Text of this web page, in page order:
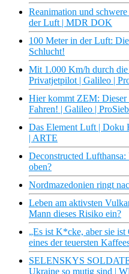
Reanimation und
der Luft | MDR DOK
100 Meter in der Luft:
Schlucht!
Mit 1.000 Km/h durch
Privatjetpilot | Galileo |
Hier kommt ZEM: Dieser
Fahren! | Galileo |
Das Element Luft | Doku
| ARTE
Deconstructed
oben?
Nordmazedonien ringt
Leben am aktivsten
Mann dieses Risiko ein?
„Es ist K*cke, aber sie
eines der teuersten
SELENSKYS
Ukraine so mutig sind |